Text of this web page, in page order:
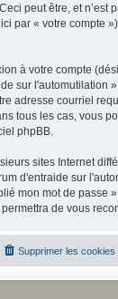
peut être, et n’est
par « votre compte
à votre compte
sur l'automutilation
adresse courriel
tous les cas, vous
phpBB.
sites Internet
d'entraide sur
mon mot de passe
de vous
Supprimer les cookies